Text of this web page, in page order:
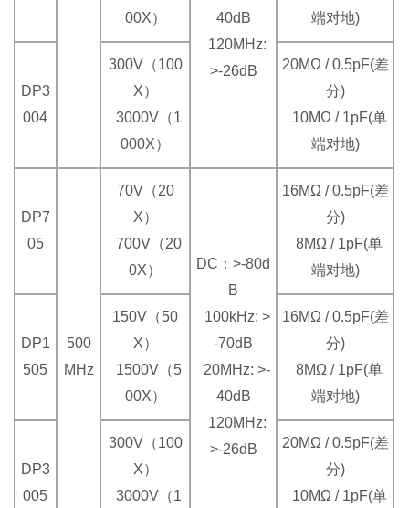
40dB
120MHz:
>-26dB
00X）
端对地)
DP3
004
300V（100
X）
3000V（1
000X）
20MΩ / 0.5pF(差
分)
10MΩ / 1pF(单
端对地)
DP7
05
500
MHz
70V（20
X）
700V（20
0X）
DC：>-80d
B
100kHz: >
-70dB
20MHz: >-
40dB
120MHz:
>-26dB
16MΩ / 0.5pF(差
分)
8MΩ / 1pF(单
端对地)
DP1
505
150V（50
X）
1500V（5
00X）
16MΩ / 0.5pF(差
分)
8MΩ / 1pF(单
端对地)
DP3
005
300V（100
X）
3000V（1
20MΩ / 0.5pF(差
分)
10MΩ / 1pF(单